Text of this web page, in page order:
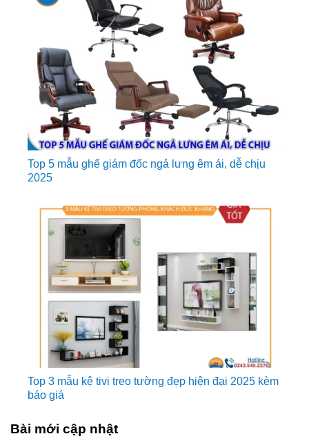
Top 5 mẫu ghế giám đốc ngả lưng êm ái, dễ chịu
2025
Top 3 mẫu kệ tivi treo tường đẹp hiện đại 2025 kèm
báo giá
Bài mới cập nhật